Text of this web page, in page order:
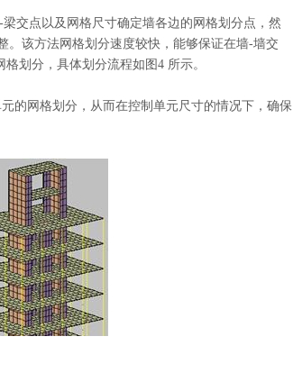
交点以及网格尺寸确定墙各边的网格划分点，然
。该方法网格划分速度较快，能够保证在墙-墙交
划分，具体划分流程如图4 所示。
的网格划分，从而在控制单元尺寸的情况下，确保